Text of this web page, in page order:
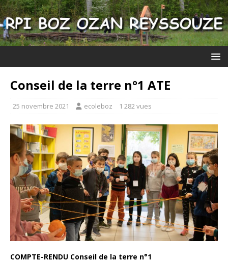
Conseil de la terre n°1 ATE
25 novembre 2021 ecoleboz 1 282 vues
COMPTE-RENDU Conseil de la terre n°1